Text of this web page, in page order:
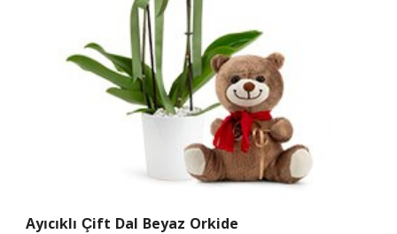
Ayıcıklı Çift Dal Beyaz Orkide